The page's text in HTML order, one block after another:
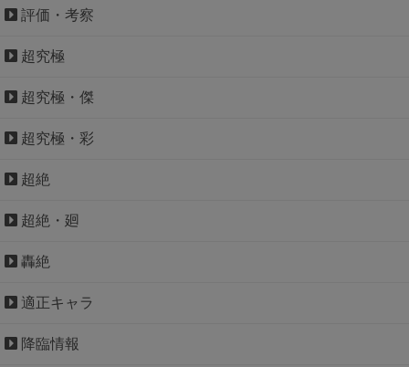
評価・考察
超究極
超究極・傑
超究極・彩
超絶
超絶・廻
轟絶
適正キャラ
降臨情報